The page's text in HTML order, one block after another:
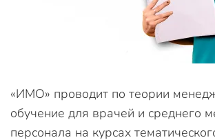
«ИМО» проводит по теории
обучение для врачей и среднего
персонала на курсах